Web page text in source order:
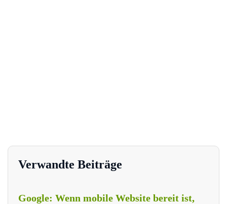
Verwandte Beiträge
Google: Wenn mobile Website bereit ist,